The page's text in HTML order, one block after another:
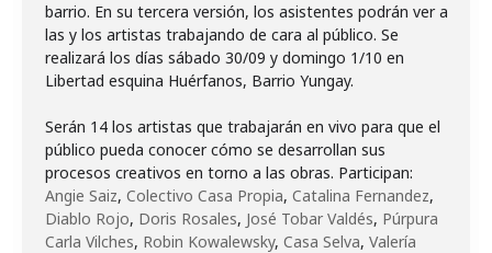
barrio. En su tercera versión, los asistentes podrán ver a
las y los artistas trabajando de cara al público. Se
realizará los días sábado 30/09 y domingo 1/10 en
Libertad esquina Huérfanos, Barrio Yungay.
Serán 14 los artistas que trabajarán en vivo para que el
público pueda conocer cómo se desarrollan sus
procesos creativos en torno a las obras. Participan:
Angie Saiz, Colectivo Casa Propia, Catalina Fernandez,
Diablo Rojo, Doris Rosales, José Tobar Valdés, Púrpura
Carla Vilches, Robin Kowalewsky, Casa Selva, Valería